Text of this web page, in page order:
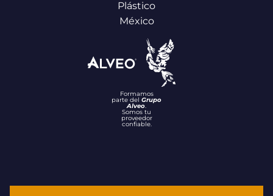
Plástico
México
Formamos
parte del Grupo
Alveo.
Somos tu
proveedor
confiable.